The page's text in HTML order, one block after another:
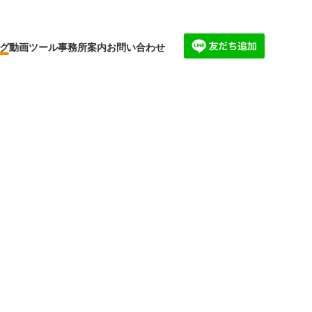
動画ツール事務所案内お問い合わせ